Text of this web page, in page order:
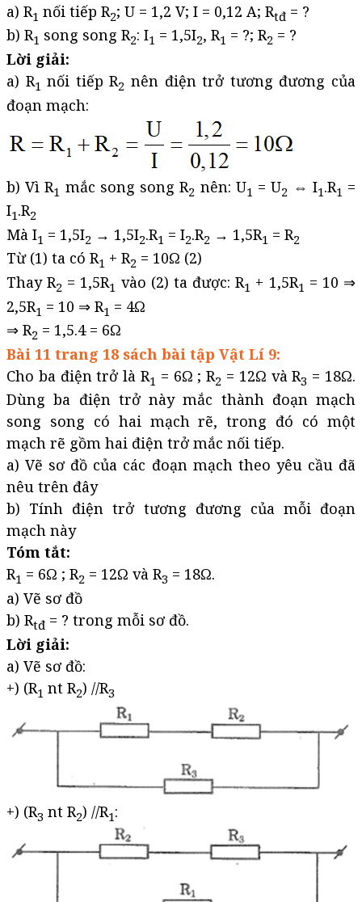
a) R1 nối tiếp R2; U = 1,2 V; I = 0,12 A; Rtđ = ?
b) R1 song song R2: I1 = 1,5I2, R1 = ?; R2 = ?
Lời giải:
a) R1 nối tiếp R2 nên điện trở tương đương của
đoạn mạch:
b) Vì R1 mắc song song R2 nên: U1 = U2 ⇔ I1.R1 =
I1.R2
Mà I1 = 1,5I2 → 1,5I2.R1 = I2.R2 → 1,5R1 = R2
Từ (1) ta có R1 + R2 = 10Ω (2)
Thay R2 = 1,5R1 vào (2) ta được: R1 + 1,5R1 = 10 ⇒
2,5R1 = 10 ⇒ R1 = 4Ω
⇒ R2 = 1,5.4 = 6Ω
Bài 11 trang 18 sách bài tập Vật Lí 9:
Cho ba điện trở là R1 = 6Ω ; R2 = 12Ω và R3 = 18Ω.
Dùng ba điện trở này mắc thành đoạn mạch
song song có hai mạch rẽ, trong đó có một
mạch rẽ gồm hai điện trở mắc nối tiếp.
a) Vẽ sơ đồ của các đoạn mạch theo yêu cầu đã
nêu trên đây
b) Tính điện trở tương đương của mỗi đoạn
mạch này
Tóm tắt:
R1 = 6Ω ; R2 = 12Ω và R3 = 18Ω.
a) Vẽ sơ đồ
b) Rtđ = ? trong mỗi sơ đồ.
Lời giải:
a) Vẽ sơ đồ:
+) (R1 nt R2) //R3
+) (R3 nt R2) //R1: